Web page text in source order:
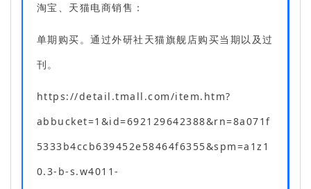
淘宝、天猫电商销售：
单期购买。通过外研社天猫旗舰店购买当期以及过
刊。
https://detail.tmall.com/item.htm?
abbucket=1&id=692129642388&rn=8a071f
5333b4ccb639452e58464f6355&spm=a1z1
0.3-b-s.w4011-